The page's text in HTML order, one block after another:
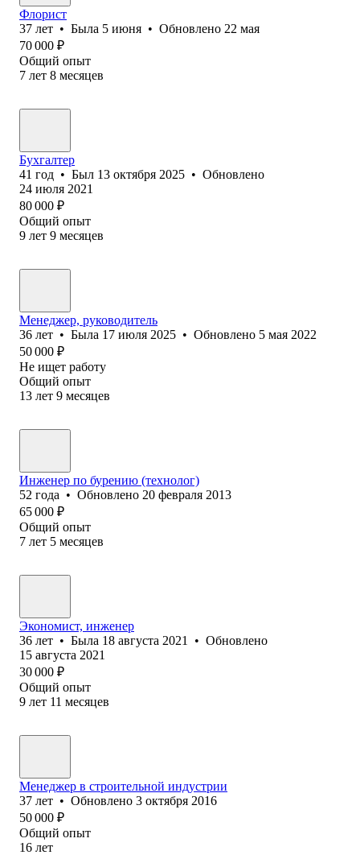
Флорист
37 лет • Была 5 июня • Обновлено 22 мая
70 000 ₽
Общий опыт
7 лет 8 месяцев
Бухгалтер
41 год • Был 13 октября 2025 • Обновлено
24 июля 2021
80 000 ₽
Общий опыт
9 лет 9 месяцев
Менеджер, руководитель
36 лет • Была 17 июля 2025 • Обновлено 5 мая 2022
50 000 ₽
Не ищет работу
Общий опыт
13 лет 9 месяцев
Инженер по бурению (технолог)
52 года • Обновлено 20 февраля 2013
65 000 ₽
Общий опыт
7 лет 5 месяцев
Экономист, инженер
36 лет • Была 18 августа 2021 • Обновлено
15 августа 2021
30 000 ₽
Общий опыт
9 лет 11 месяцев
Менеджер в строительной индустрии
37 лет • Обновлено 3 октября 2016
50 000 ₽
Общий опыт
16 лет